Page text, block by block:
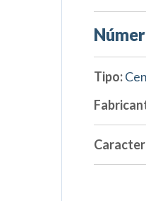
Tipo: